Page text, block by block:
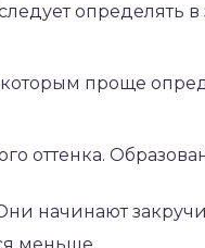
определять
проще
оттенка.
начинают